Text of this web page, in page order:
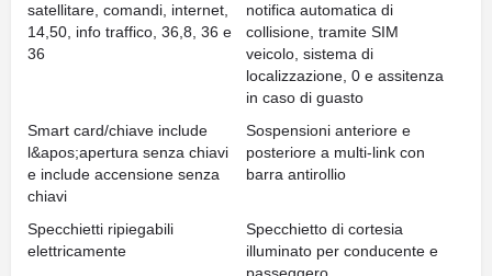
satellitare, comandi, internet,
14,50, info traffico, 36,8, 36 e
36
notifica automatica di
collisione, tramite SIM
veicolo, sistema di
localizzazione, 0 e assitenza
in caso di guasto
Smart card/chiave include
l&apos;apertura senza chiavi
e include accensione senza
chiavi
Sospensioni anteriore e
posteriore a multi-link con
barra antirollio
Specchietti ripiegabili
elettricamente
Specchietto di cortesia
illuminato per conducente e